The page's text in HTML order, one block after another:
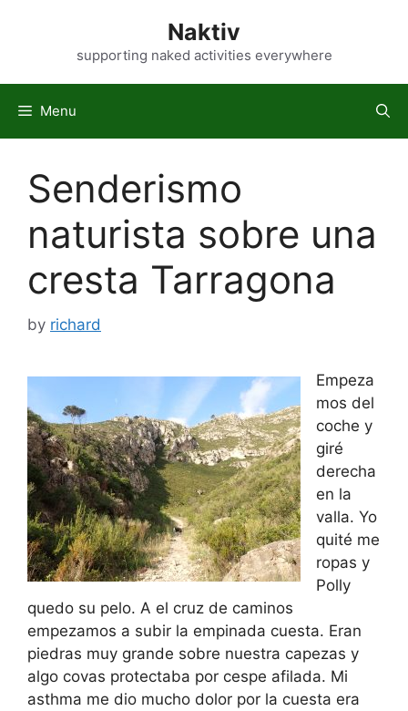
Naktiv
supporting naked activities everywhere
Menu
Senderismo
naturista sobre una
cresta Tarragona
by richard
Empeza
mos del
coche y
giré
derecha
en la
valla. Yo
quité me
ropas y
Polly
quedo su pelo. A el cruz de caminos
empezamos a subir la empinada cuesta. Eran
piedras muy grande sobre nuestra capezas y
algo covas protectaba por cespe afilada. Mi
asthma me dio mucho dolor por la cuesta era